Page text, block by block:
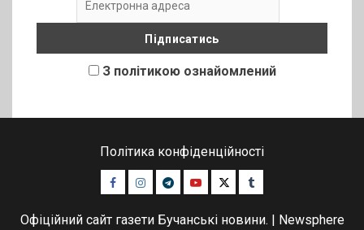
З політикою ознайомлений
Політика конфіденційності
Facebook
Instagram
TelegramYoutubeTwitterTumblr
Офіційний сайт газети Бучанські новини. | Newsphere